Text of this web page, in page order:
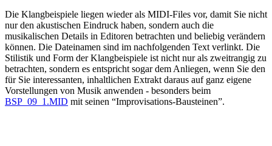
Die Klangbeispiele liegen wieder als MIDI-Files vor, damit Sie nicht
nur den akustischen Eindruck haben, sondern auch die
musikalischen Details in Editoren betrachten und beliebig verändern
können. Die Dateinamen sind im nachfolgenden Text verlinkt. Die
Stilistik und Form der Klangbeispiele ist nicht nur als zweitrangig zu
betrachten, sondern es entspricht sogar dem Anliegen, wenn Sie den
für Sie interessanten, inhaltlichen Extrakt daraus auf ganz eigene
Vorstellungen von Musik anwenden - besonders beim
BSP_09_1.MID mit seinen “Improvisations-Bausteinen”.